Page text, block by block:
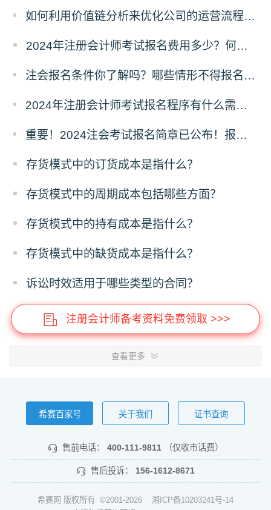
如何利用价值链分析来优化公司的运营流程和降低成本风险？
2024年注册会计师考试报名费用多少？何时交费？
注会报名条件你了解吗？哪些情形不得报名参加考试？
2024年注册会计师考试报名程序有什么需要注意的地方？
重要！2024注会考试报名简章已公布！报考条件、考试安排确定!
存货模式中的订货成本是指什么？
存货模式中的周期成本包括哪些方面？
存货模式中的持有成本是指什么？
存货模式中的缺货成本是指什么？
诉讼时效适用于哪些类型的合同？
注册会计师备考资料免费领取 >>>
查看更多
希赛百家号 关于我们 证书查询
售前电话： 400-111-9811 （仅收市话费）
售后投诉： 156-1612-8671
希赛网 版权所有 ©2001-2026 湘ICP备10203241号-14